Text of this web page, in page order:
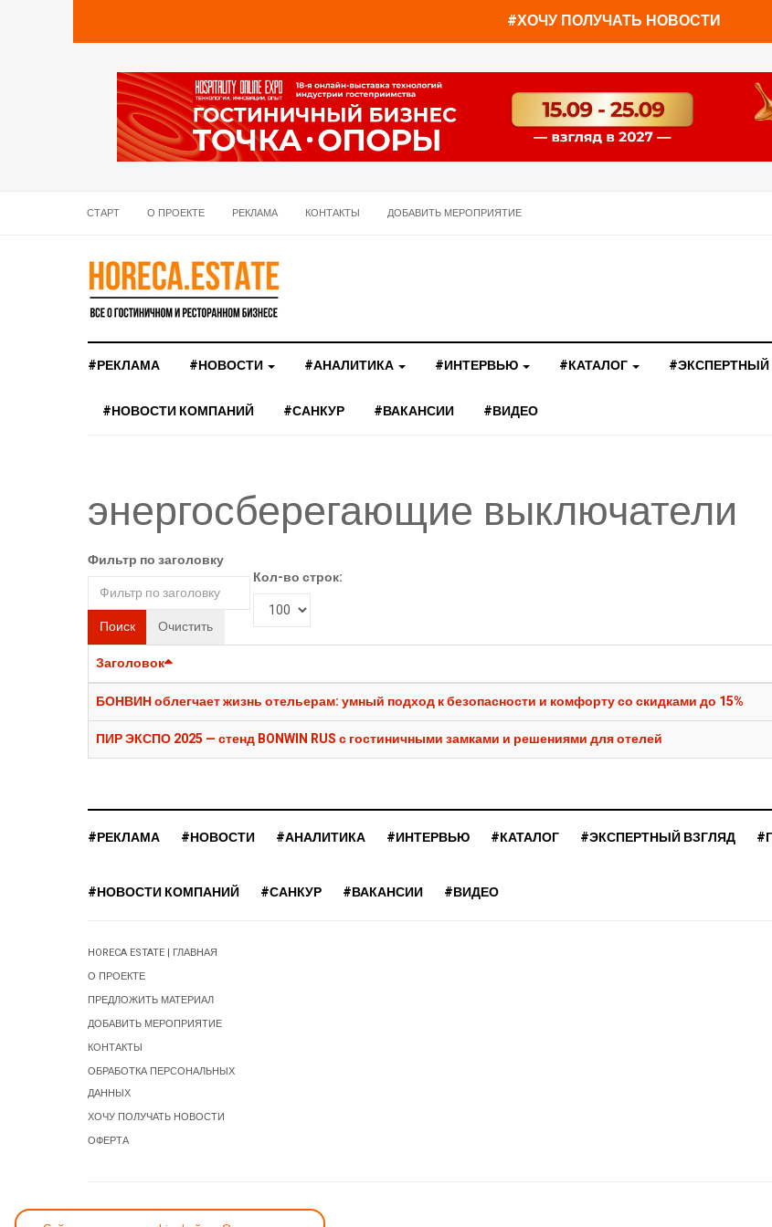
#ХОЧУ ПОЛУЧАТЬ НОВОСТИ
СТАРТ О ПРОЕКТЕ РЕКЛАМА КОНТАКТЫ ДОБАВИТЬ МЕРОПРИЯТИЕ
#РЕКЛАМА #НОВОСТИ #АНАЛИТИКА #ИНТЕРВЬЮ #КАТАЛОГ #ЭКСПЕРТНЫЙ
#НОВОСТИ КОМПАНИЙ #САНКУР #ВАКАНСИИ #ВИДЕО
энергосберегающие выключатели
Фильтр по заголовку
Поиск Очистить
Кол-во строк:
Заголовок
БОНВИН облегчает жизнь отельерам: умный подход к безопасности и комфорту со скидками до 15%
ПИР ЭКСПО 2025 — стенд BONWIN RUS с гостиничными замками и решениями для отелей
#РЕКЛАМА #НОВОСТИ #АНАЛИТИКА #ИНТЕРВЬЮ #КАТАЛОГ #ЭКСПЕРТНЫЙ ВЗГЛЯД
#НОВОСТИ КОМПАНИЙ #САНКУР #ВАКАНСИИ #ВИДЕО
HORECA ESTATE | ГЛАВНАЯ
О ПРОЕКТЕ
ПРЕДЛОЖИТЬ МАТЕРИАЛ
ДОБАВИТЬ МЕРОПРИЯТИЕ
КОНТАКТЫ
ОБРАБОТКА ПЕРСОНАЛЬНЫХ
ДАННЫХ
ХОЧУ ПОЛУЧАТЬ НОВОСТИ
ОФЕРТА